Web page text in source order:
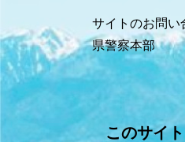
サイトのお問い
県警察本部
このサイ